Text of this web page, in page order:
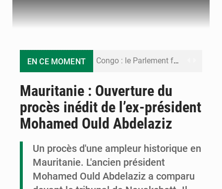
EN CE MOMENT Congo : le Parlement formule 28 recommandations sur le Cadre budgétaire 2027-2029
Congo : la Grande foire agricole pour renforcer la souveraineté alimentaire
Le Congo se dote d’un programme national pour valoriser les produits forestiers non ligneux
Mauritanie : Ouverture du
procès inédit de l’ex-président
Mohamed Ould Abdelaziz
Un procès d'une ampleur historique en
Mauritanie. L'ancien président
Mohamed Ould Abdelaziz a comparu